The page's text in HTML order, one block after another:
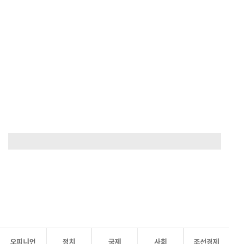
오피니언 정치 국제 사회 조선경제